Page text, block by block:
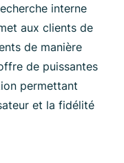
interne
aux clients de
de manière
de puissantes
permettant
et la fidélité